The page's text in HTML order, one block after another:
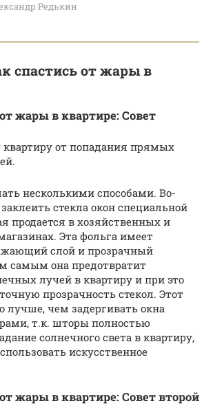
Редькин
спастись от жары в
жары в квартире: Совет
от попадания прямых
несколькими способами. Во-
стекла окон специальной
продается в хозяйственных и
Эта фольга имеет
слой и прозрачный
самым она предотвратит
лучей в квартиру и при это
прозрачность стекол. Этот
лучше, чем задергивать окна
т.к. шторы полностью
солнечного света в квартиру,
искусственное
жары в квартире: Совет второй